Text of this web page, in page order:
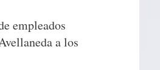
empleados
a los